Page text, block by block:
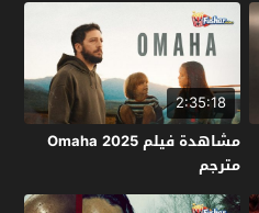
2:35:18
مشاهدة فيلم Omaha 2025
مترجم